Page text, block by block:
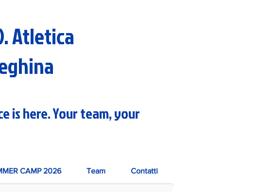
Atletica
is here. Your team, your
CAMP 2026 Team Contatti